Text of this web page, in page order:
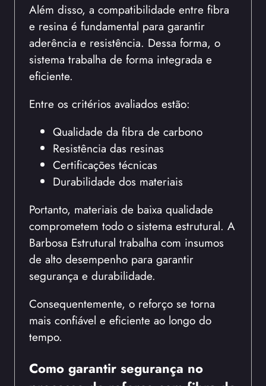
Além disso, a compatibilidade entre fibra
e resina é fundamental para garantir
aderência e resistência. Dessa forma, o
sistema trabalha de forma integrada e
eficiente.
Entre os critérios avaliados estão:
Qualidade da fibra de carbono
Resistência das resinas
Certificações técnicas
Durabilidade dos materiais
Portanto, materiais de baixa qualidade
comprometem todo o sistema estrutural. A
Barbosa Estrutural trabalha com insumos
de alto desempenho para garantir
segurança e durabilidade.
Consequentemente, o reforço se torna
mais confiável e eficiente ao longo do
tempo.
Como garantir segurança no